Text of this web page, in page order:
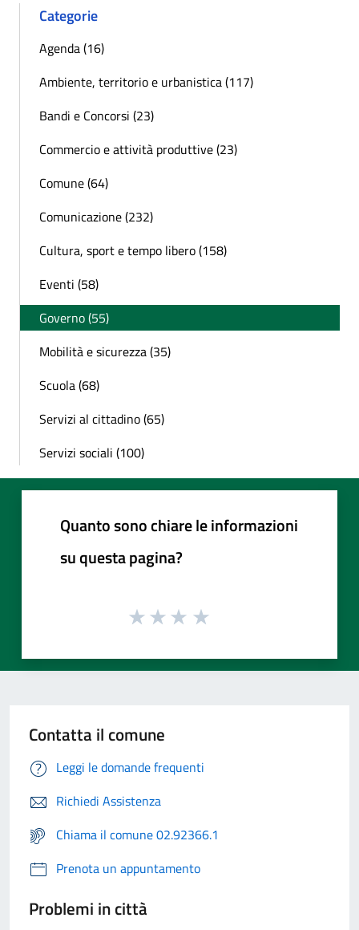
Categorie
Agenda (16)
Ambiente, territorio e urbanistica (117)
Bandi e Concorsi (23)
Commercio e attività produttive (23)
Comune (64)
Comunicazione (232)
Cultura, sport e tempo libero (158)
Eventi (58)
Governo (55)
Mobilità e sicurezza (35)
Scuola (68)
Servizi al cittadino (65)
Servizi sociali (100)
Quanto sono chiare le informazioni
su questa pagina?
Contatta il comune
Leggi le domande frequenti
Richiedi Assistenza
Chiama il comune 02.92366.1
Prenota un appuntamento
Problemi in città